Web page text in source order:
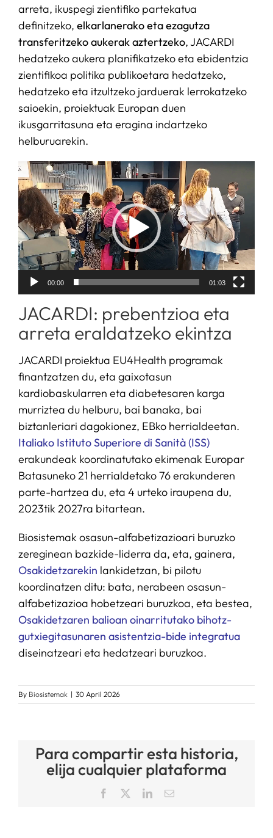
arreta, ikuspegi zientifiko partekatua
definitzeko, elkarlanerako eta ezagutza
transferitzeko aukerak aztertzeko, JACARDI
hedatzeko aukera planifikatzeko eta ebidentzia
zientifikoa politika publikoetara hedatzeko,
hedatzeko eta itzultzeko jarduerak lerrokatzeko
saioekin, proiektuak Europan duen
ikusgarritasuna eta eragina indartzeko
helburuarekin.
Video
Player
00:00 01:03
JACARDI: prebentzioa eta
arreta eraldatzeko ekintza
JACARDI proiektua EU4Health programak
finantzatzen du, eta gaixotasun
kardiobaskularren eta diabetesaren karga
murriztea du helburu, bai banaka, bai
biztanleriari dagokionez, EBko herrialdeetan.
Italiako Istituto Superiore di Sanità (ISS)
erakundeak koordinatutako ekimenak Europar
Batasuneko 21 herrialdetako 76 erakunderen
parte-hartzea du, eta 4 urteko iraupena du,
2023tik 2027ra bitartean.
Biosistemak osasun-alfabetizazioari buruzko
zereginean bazkide-liderra da, eta, gainera,
Osakidetzarekin lankidetzan, bi pilotu
koordinatzen ditu: bata, nerabeen osasun-
alfabetizazioa hobetzeari buruzkoa, eta bestea,
Osakidetzaren balioan oinarritutako bihotz-
gutxiegitasunaren asistentzia-bide integratua
diseinatzeari eta hedatzeari buruzkoa.
By Biosistemak | 30 April 2026
Para compartir esta historia,
elija cualquier plataforma
Facebook LinkedInEmail